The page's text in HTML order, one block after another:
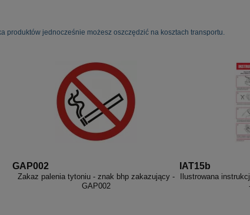
produktów jednocześnie możesz oszczędzić na kosztach transportu.
GAP002
Zakaz palenia tytoniu - znak bhp zakazujący -
GAP002
IAT15b
Ilustrowana